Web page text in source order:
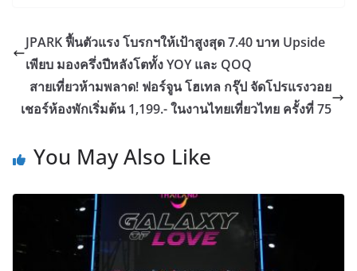
JPARK ฟื้นตัวแรง โบรกฯให้เป้าสูงสุด 7.40 บาท Upside
เพียบ มองครึ่งปีหลังโตทั้ง YOY และ QOQ
สายเที่ยวห้ามพลาด! ฟอร์จูน โฮเทล กรุ๊ป จัดโปรแรงวอย
เชอร์ห้องพักเริ่มต้น 1,199.- ในงานไทยเที่ยวไทย ครั้งที่ 75
You May Also Like